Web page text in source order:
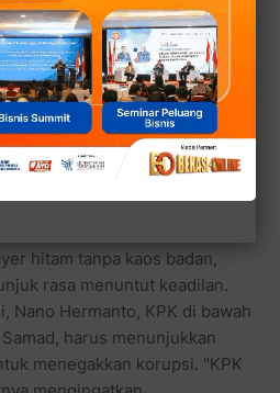
- Gedung Komisi
diramaikan musik dangdut,
musik asli Indonesia itu,
oleh puluhan orang
Anak Subang anti Korupsi
hitam tanpa kaos badan,
rasa menuntut keadilan.
Nano Hermanto, KPK di bawah
harus menunjukkan
menegakkan korupsi. "KPK